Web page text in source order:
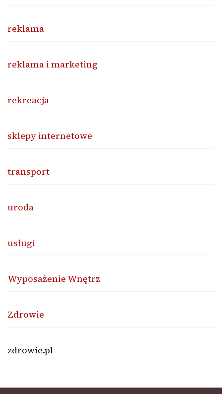
reklama
reklama i marketing
rekreacja
sklepy internetowe
transport
uroda
usługi
Wyposażenie Wnętrz
Zdrowie
zdrowie.pl